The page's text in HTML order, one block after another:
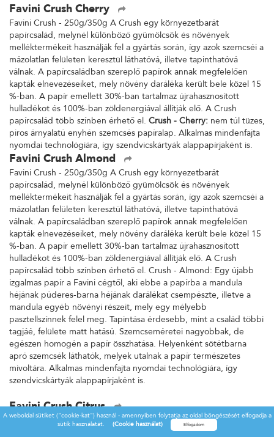
Favini Crush Cherry
Favini Crush - 250g/350g A Crush egy környezetbarát
papírcsalád, melynél különböző gyümölcsök és növények
melléktermékeit használják fel a gyártás során, így azok szemcséi a
mázolatlan felületen keresztül láthatóvá, illetve tapinthatóvá
válnak. A papírcsaládban szereplő papírok annak megfelelően
kapták elnevezéseiket, mely növény daráléka került bele közel 15
%-ban. A papír emellett 30%-ban tartalmaz újrahasznosított
hulladékot és 100%-ban zöldenergiával állítják elő. A Crush
papírcsalád több színben érhető el. Crush - Cherry: nem túl tüzes,
piros árnyalatú enyhén szemcsés papíralap. Alkalmas mindenfajta
nyomdai technológiára, így szendvicskártyák alappapírjaként is.
Favini Crush Almond
Favini Crush - 250g/350g A Crush egy környezetbarát
papírcsalád, melynél különböző gyümölcsök és növények
melléktermékeit használják fel a gyártás során, így azok szemcséi a
mázolatlan felületen keresztül láthatóvá, illetve tapinthatóvá
válnak. A papírcsaládban szereplő papírok annak megfelelően
kapták elnevezéseiket, mely növény daráléka került bele közel 15
%-ban. A papír emellett 30%-ban tartalmaz újrahasznosított
hulladékot és 100%-ban zöldenergiával állítják elő. A Crush
papírcsalád több színben érhető el. Crush - Almond: Egy újabb
izgalmas papír a Favini cégtől, aki ebbe a papírba a mandula
héjának púderes-barna héjának darálékat csempészte, illetve a
mandula egyéb növényi részeit, mely egy mélyebb
pasztellszínnek felel meg. Tapintása érdesebb, mint a család többi
tagjáé, felülete matt hatású. Szemcseméretei nagyobbak, de
egészen homogén a papír összhatása. Helyenként sötétbarna
apró szemcsék láthatók, melyek utalnak a papír természetes
mivoltára. Alkalmas mindenfajta nyomdai technológiára, így
szendvicskártyák alappapírjaként is.
Favini Crush Citrus
Favini Crush - 250g/350g A Crush egy környezetbarát
papírcsalád, melynél különböző gyümölcsök és növények
A weboldal sütiket ("cookie-kat") használ - amennyiben folytatja az oldal böngészését elfogadja a
sütik használatát.
(Cookie használat)